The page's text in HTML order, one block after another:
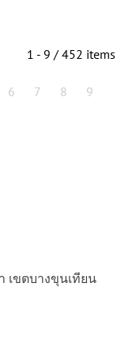
1 - 9 / 452 items
6 7 8
9
เขตบางขุนเทียน